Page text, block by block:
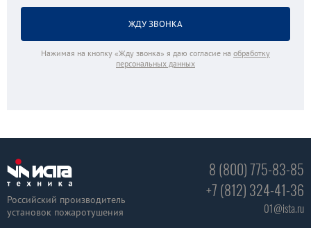
Нажимая на кнопку «Жду звонка» я даю согласие на обработку
персональных данных
Российский производитель
установок пожаротушения
8 (800) 775-83-85
+7 (812) 324-41-36
01@ista.ru